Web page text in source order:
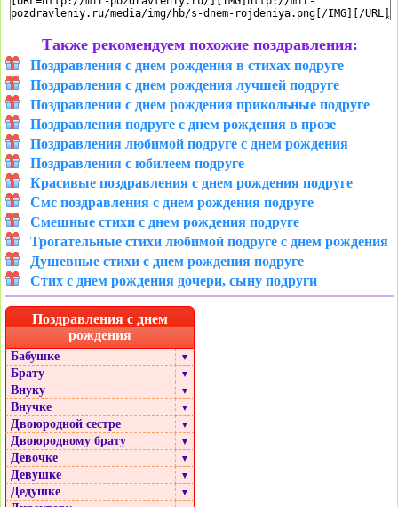
Также рекомендуем похожие поздравления:
Поздравления с днем рождения в стихах подруге
Поздравления с днем рождения лучшей подруге
Поздравления с днем рождения прикольные подруге
Поздравления подруге с днем рождения в прозе
Поздравления любимой подруге с днем рождения
Поздравления с юбилеем подруге
Красивые поздравления с днем рождения подруге
Смс поздравления с днем рождения подруге
Смешные стихи с днем рождения подруге
Трогательные стихи любимой подруге с днем рождения
Душевные стихи с днем рождения подруге
Стих с днем рождения дочери, сыну подруги
Поздравления с днем
рождения
Бабушке ▼
Брату ▼
Внуку ▼
Внучке ▼
Двоюродной сестре ▼
Двоюродному брату ▼
Девочке ▼
Девушке ▼
Дедушке ▼